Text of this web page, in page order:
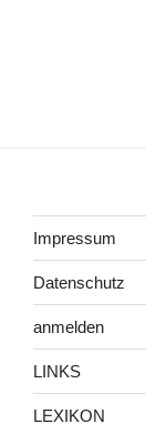
Impressum
Datenschutz
anmelden
LINKS
LEXIKON